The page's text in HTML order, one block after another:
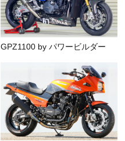
GPZ1100 by パワービルダー